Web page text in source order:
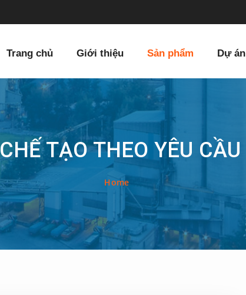
Trang chủ Giới thiệu Sản phẩm Dự án
CHẾ TẠO THEO YÊU CẦU
Home